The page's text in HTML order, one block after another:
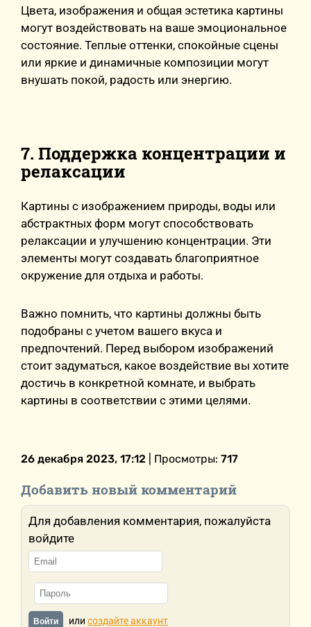
Цвета, изображения и общая эстетика картины
могут воздействовать на ваше эмоциональное
состояние. Теплые оттенки, спокойные сцены
или яркие и динамичные композиции могут
внушать покой, радость или энергию.
7. Поддержка концентрации и
релаксации
Картины с изображением природы, воды или
абстрактных форм могут способствовать
релаксации и улучшению концентрации. Эти
элементы могут создавать благоприятное
окружение для отдыха и работы.
Важно помнить, что картины должны быть
подобраны с учетом вашего вкуса и
предпочтений. Перед выбором изображений
стоит задуматься, какое воздействие вы хотите
достичь в конкретной комнате, и выбрать
картины в соответствии с этими целями.
26 декабря 2023, 17:12 | Просмотры: 717
Добавить новый комментарий
Для добавления комментария, пожалуйста
войдите
Войти или создайте аккаунт